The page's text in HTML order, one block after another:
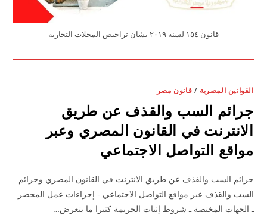
قانون ١٥٤ لسنة ٢٠١٩ بشان تراخيص المحلات التجارية
القوانين المصرية / قانون مصر
جرائم السب والقذف عن طريق
الانترنت في القانون المصري وعبر
مواقع التواصل الاجتماعي
جرائم السب والقذف عن طريق الانترنت في القانون المصري وجرائم
السب والقذف عبر مواقع التواصل الاجتماعي - إجراءات عمل المحضر
ـ الجهات المختصة ـ شروط إثبات الجريمة كثيرا ما يتعرض…